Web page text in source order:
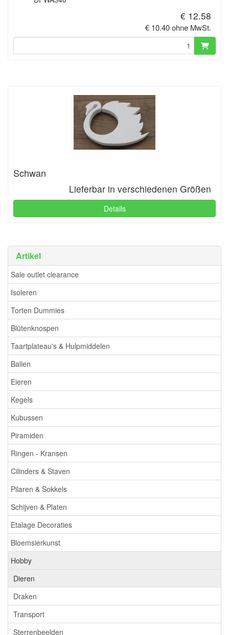
Artikel
Sale outlet clearance
Isoleren
Torten Dummies
Blütenknospen
Taartplateau's & Hulpmiddelen
Ballen
Eieren
Kegels
Kubussen
Piramiden
Ringen - Kransen
Cilinders & Staven
Pilaren & Sokkels
Schijven & Platen
Etalage Decoraties
Bloemsierkunst
Hobby
Dieren
Draken
Transport
Sterrenbeelden
€ 12.58
€ 10.40 ohne MwSt.
Schwan
Lieferbar in verschiedenen Größen
Details